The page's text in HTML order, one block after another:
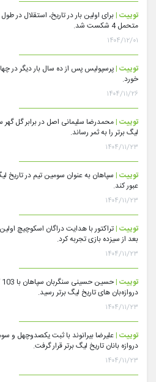
توییت |برای اولین بار در تاریخ، استقلال در
متحمل 4 شکست شد.
۱۴۰۴/۱۲/۰۱
توییت |پرسپولیس پس از ده سال بار دیگر در
خورد.
۱۴۰۴/۱۱/۲۶
توییت |محمدرضا سلیمانی اصل در برابر گل
لیگ برتر را به ثمر رساند.
۱۴۰۴/۱۱/۲۳
توییت |
عبور کند.
۱۴۰۴/۱۱/۲۳
توییت |تراکتور با هدایت دراگان اسکوچیچ
بعد از سیزده بازی تجربه کرد.
۱۴۰۴/۱۱/۲۳
توییت |
دروازه‌بان های تاریخ لیگ برتر رسید.
۱۴۰۴/۱۱/۲۳
توییت |علیرضا بیرانوند با ثبت یکصدوچهل و
دروازه بانان تاریخ لیگ برتر قرار گرفت.
۱۴۰۴/۱۱/۲۳